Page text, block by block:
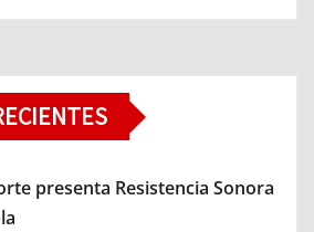
presenta Resistencia Sonora